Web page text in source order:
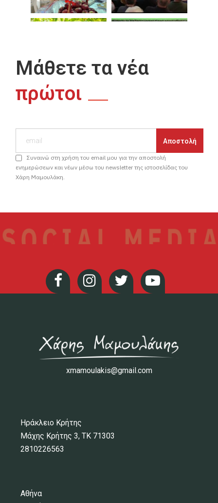
Μάθετε τα νέα
πρώτοι
Συναινώ στη χρήση του email μου για την αποστολή
ενημερώσεων και νέων μέσω του newsletter της ιστοσελίδας του
Χάρη Μαμουλάκη.
xmamoulakis@gmail.com
Ηράκλειο Κρήτης
Μάχης Κρήτης 3, ΤΚ 71303
2810226563
Αθήνα